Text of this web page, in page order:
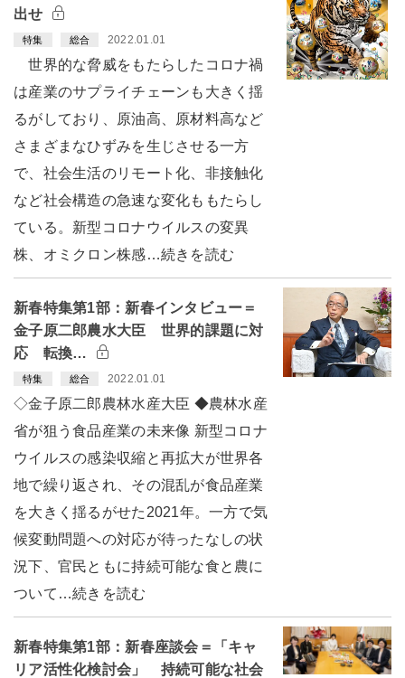
出せ
特集 総合 2022.01.01
世界的な脅威をもたらしたコロナ禍
は産業のサプライチェーンも大きく揺
るがしており、原油高、原材料高など
さまざまなひずみを生じさせる一方
で、社会生活のリモート化、非接触化
など社会構造の急速な変化ももたらし
ている。新型コロナウイルスの変異
株、オミクロン株感…続きを読む
新春特集第1部：新春インタビュー＝
金子原二郎農水大臣 世界的課題に対
応 転換…
特集 総合 2022.01.01
◇金子原二郎農林水産大臣 ◆農林水産
省が狙う食品産業の未来像 新型コロナ
ウイルスの感染収縮と再拡大が世界各
地で繰り返され、その混乱が食品産業
を大きく揺るがせた2021年。一方で気
候変動問題への対応が待ったなしの状
況下、官民ともに持続可能な食と農に
ついて…続きを読む
新春特集第1部：新春座談会＝「キャ
リア活性化検討会」 持続可能な社会